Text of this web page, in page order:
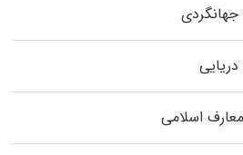
اسلامی